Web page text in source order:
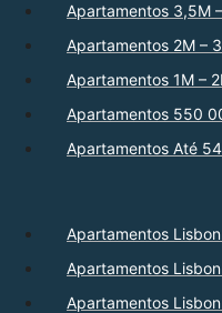
Apartamentos 3,5M
Apartamentos 2M –
Apartamentos 1M –
Apartamentos 550
Apartamentos Até
Apartamentos
Apartamentos
Apartamentos